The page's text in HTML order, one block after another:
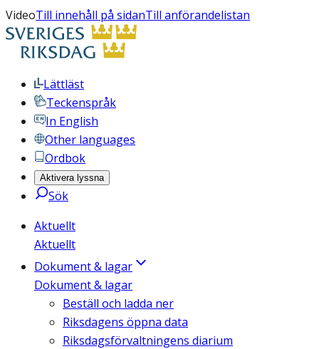
VideoTill innehåll på sidanTill anförandelistan
Lättläst
Teckenspråk
In English
Other languages
Ordbok
Aktivera lyssna
Sök
Aktuellt
Aktuellt
Dokument & lagar
Dokument & lagar
Beställ och ladda ner
Riksdagens öppna data
Riksdagsförvaltningens diarium